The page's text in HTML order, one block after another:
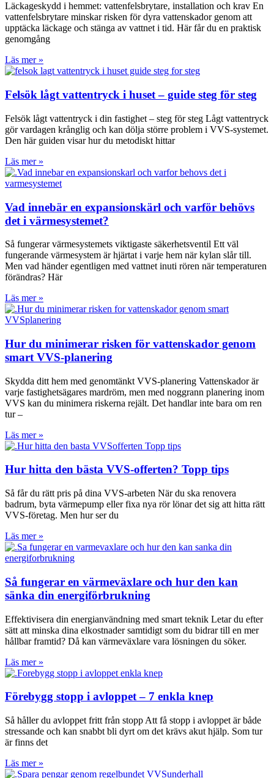
Läckageskydd i hemmet: vattenfelsbrytare, installation och krav En
vattenfelsbrytare minskar risken för dyra vattenskador genom att
upptäcka läckage och stänga av vattnet i tid. Här får du en praktisk
genomgång
Läs mer »
Felsök lågt vattentryck i huset – guide steg för steg
Felsök lågt vattentryck i din fastighet – steg för steg Lågt vattentryck
gör vardagen krånglig och kan dölja större problem i VVS-systemet.
Den här guiden visar hur du metodiskt hittar
Läs mer »
Vad innebär en expansionskärl och varför behövs
det i värmesystemet?
Så fungerar värmesystemets viktigaste säkerhetsventil Ett väl
fungerande värmesystem är hjärtat i varje hem när kylan slår till.
Men vad händer egentligen med vattnet inuti rören när temperaturen
förändras? Här
Läs mer »
Hur du minimerar risken för vattenskador genom
smart VVS-planering
Skydda ditt hem med genomtänkt VVS-planering Vattenskador är
varje fastighetsägares mardröm, men med noggrann planering inom
VVS kan du minimera riskerna rejält. Det handlar inte bara om ren
tur –
Läs mer »
Hur hitta den bästa VVS-offerten? Topp tips
Så får du rätt pris på dina VVS-arbeten När du ska renovera
badrum, byta värmepump eller fixa nya rör lönar det sig att hitta rätt
VVS-företag. Men hur ser du
Läs mer »
Så fungerar en värmeväxlare och hur den kan
sänka din energiförbrukning
Effektivisera din energianvändning med smart teknik Letar du efter
sätt att minska dina elkostnader samtidigt som du bidrar till en mer
hållbar framtid? Då kan värmeväxlare vara lösningen du söker.
Läs mer »
Förebygg stopp i avloppet – 7 enkla knep
Så håller du avloppet fritt från stopp Att få stopp i avloppet är både
stressande och kan snabbt bli dyrt om det krävs akut hjälp. Som tur
är finns det
Läs mer »